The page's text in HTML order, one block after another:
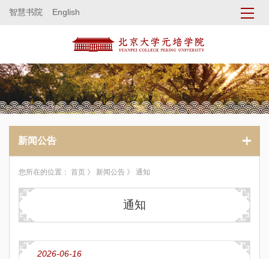
智慧书院 English
新闻公告
您所在的位置： 首页 》 新闻公告 》 通知
通知
2026-06-16